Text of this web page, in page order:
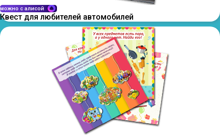
можно с алисой
Квест для любителей автомобилей